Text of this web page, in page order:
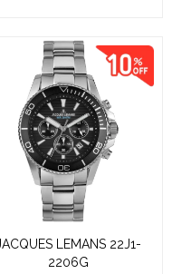
LEMANS 22J1-
2206G